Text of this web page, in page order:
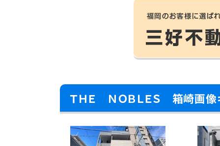
ＴＨＥ ＮＯＢＬＥＳ 箱崎画像